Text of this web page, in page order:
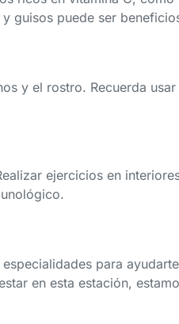
guisos puede ser
y el rostro. Recuerda
ejercicios en
para
en esta estación,